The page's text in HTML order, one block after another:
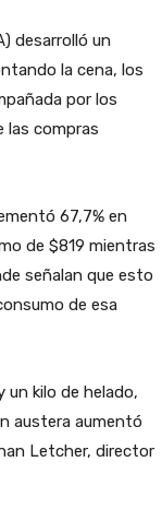
desarrolló un
la cena, los
por los
las compras
67,7% en
de $819 mientras
señalan que esto
de esa
un kilo de helado,
austera aumentó
Letcher, director